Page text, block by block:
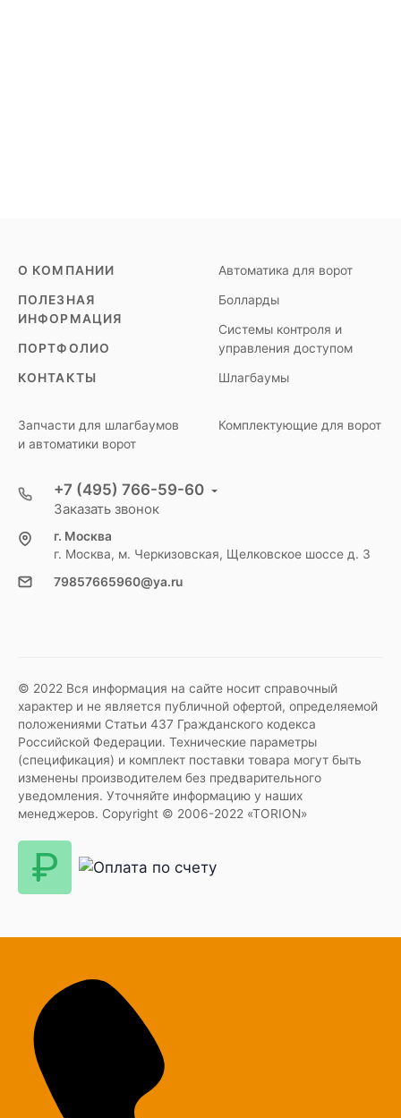
О КОМПАНИИ
ПОЛЕЗНАЯ
ИНФОРМАЦИЯ
ПОРТФОЛИО
КОНТАКТЫ
Автоматика для ворот
Болларды
Системы контроля и
управления доступом
Шлагбаумы
Запчасти для шлагбаумов
и автоматики ворот
Комплектующие для ворот
+7 (495) 766-59-60
Заказать звонок
г. Москва
г. Москва, м. Черкизовская, Щелковское шоссе д. 3
79857665960@ya.ru
© 2022 Вся информация на сайте носит справочный
характер и не является публичной офертой, определяемой
положениями Статьи 437 Гражданского кодекса
Российской Федерации. Технические параметры
(спецификация) и комплект поставки товара могут быть
изменены производителем без предварительного
уведомления. Уточняйте информацию у наших
менеджеров. Copyright © 2006-2022 «TORION»